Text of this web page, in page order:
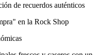
de recuerdos auténticos
en la Rock Shop